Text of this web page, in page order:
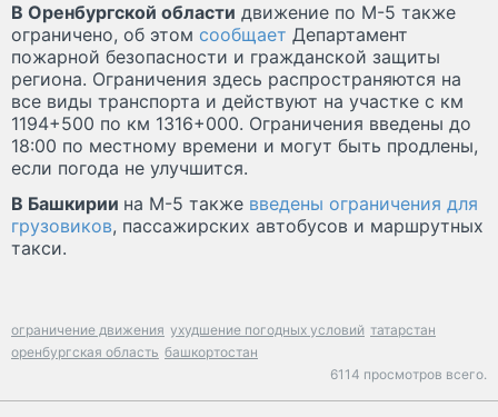
В Оренбургской области движение по М-5 также
ограничено, об этом сообщает Департамент
пожарной безопасности и гражданской защиты
региона. Ограничения здесь распространяются на
все виды транспорта и действуют на участке с км
1194+500 по км 1316+000. Ограничения введены до
18:00 по местному времени и могут быть продлены,
если погода не улучшится.
В Башкирии на М-5 также введены ограничения для
грузовиков, пассажирских автобусов и маршрутных
такси.
ограничение движения ухудшение погодных условий татарстан
оренбургская область башкортостан
6114 просмотров всего.